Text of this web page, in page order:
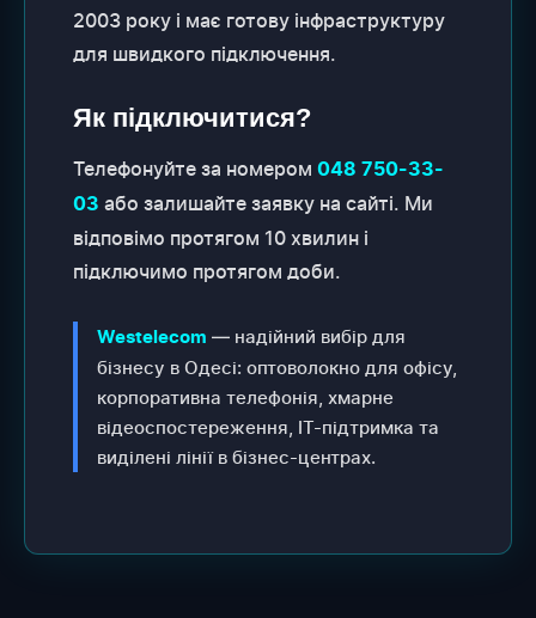
2003 року і має готову інфраструктуру
для швидкого підключення.
Як підключитися?
Телефонуйте за номером 048 750-33-
03 або залишайте заявку на сайті. Ми
відповімо протягом 10 хвилин і
підключимо протягом доби.
Westelecom — надійний вибір для
бізнесу в Одесі: оптоволокно для офісу,
корпоративна телефонія, хмарне
відеоспостереження, IT-підтримка та
виділені лінії в бізнес-центрах.